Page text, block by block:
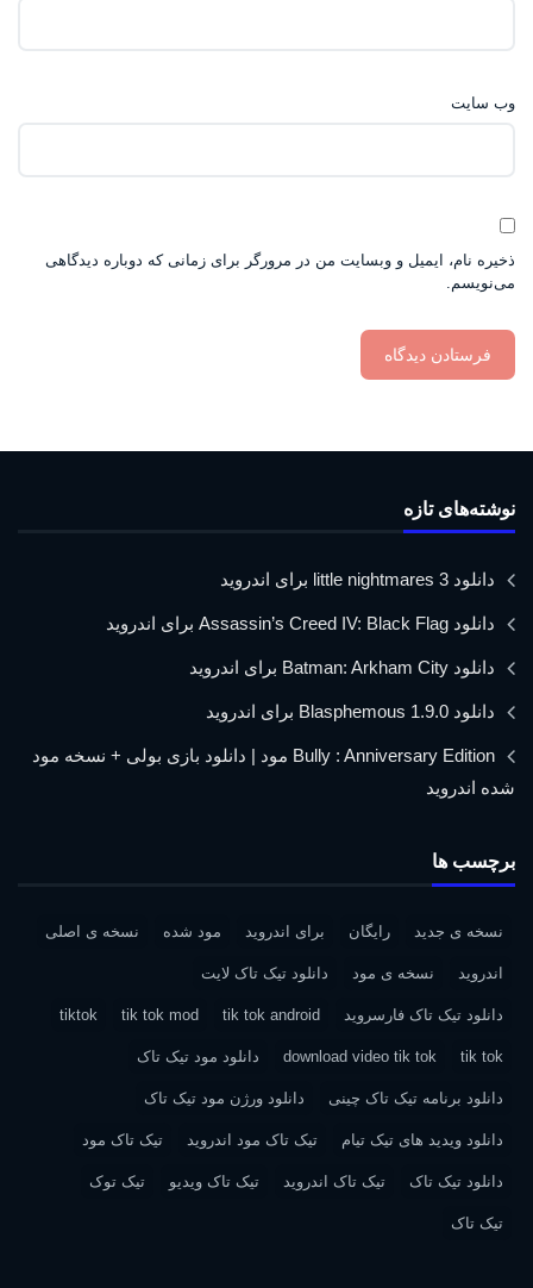
وب‌ سایت
ذخیره نام، ایمیل و وبسایت من در مرورگر برای زمانی که دوباره دیدگاهی
می‌نویسم.
نوشته‌های تازه
دانلود little nightmares 3 برای اندروید
دانلود Assassin’s Creed IV: Black Flag برای اندروید
دانلود Batman: Arkham City برای اندروید
دانلود Blasphemous 1.9.0 برای اندروید
Bully : Anniversary Edition مود | دانلود بازی بولی + نسخه مود
شده اندروید
برچسب ها
نسخه ی جدید رایگان برای اندروید مود شده نسخه ی اصلی
اندروید نسخه ی مود دانلود تیک تاک لایت
دانلود تیک تاک فارسروید tik tok android
tik tok mod
tiktok
tik tok
download video tik tok دانلود مود تیک تاک
دانلود برنامه تیک تاک چینی دانلود ورژن مود تیک تاک
دانلود ویدید های تیک تیام تیک تاک مود اندروید تیک تاک مود
دانلود تیک تاک تیک تاک اندروید تیک تاک ویدیو تیک توک
تیک تاک